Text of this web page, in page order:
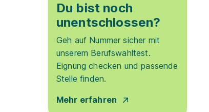
Du bist noch
unentschlossen?
Geh auf Nummer sicher mit
unserem Berufswahltest.
Eignung checken und passende
Stelle finden.
Mehr erfahren